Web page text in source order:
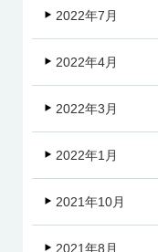
2022年7月
2022年4月
2022年3月
2022年1月
2021年10月
2021年8月